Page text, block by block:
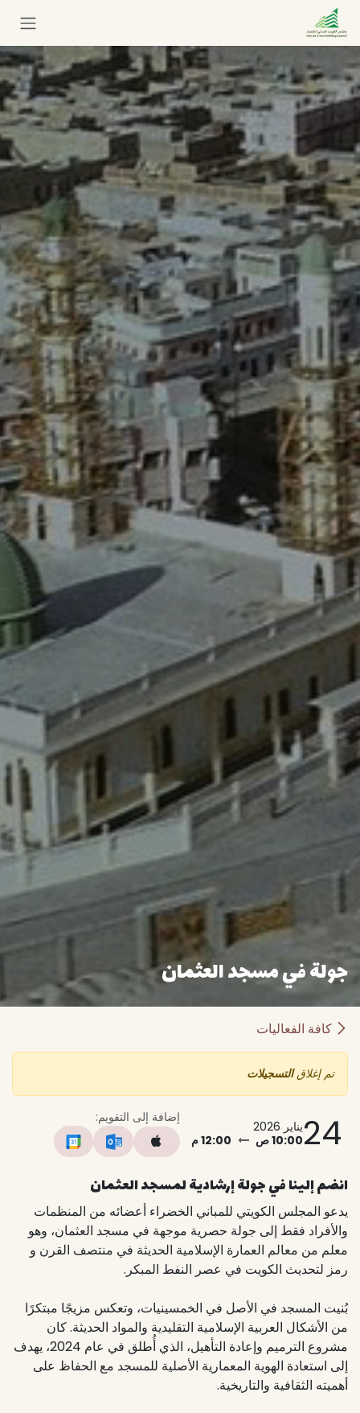
تخطي للذهاب إلى المحتوى
جولة في مسجد العثمان
كافة الفعاليات
تم إغلاقالتسجيلات
24يناير 2026
10:00 ص
12:00 م
إضافة إلى التقويم:
انضم إلينا في جولة إرشادية لمسجد العثمان
يدعو المجلس الكويتي للمباني الخضراء أعضائه من المنظمات
والأفراد فقط إلى جولة حصرية موجهة في مسجد العثمان، وهو
معلم من معالم العمارة الإسلامية الحديثة في منتصف القرن و
رمز لتحديث الكويت في عصر النفط المبكر.
بُنيت المسجد في الأصل في الخمسينيات، وتعكس مزيجًا مبتكرًا
من الأشكال العربية الإسلامية التقليدية والمواد الحديثة. كان
مشروع الترميم وإعادة التأهيل، الذي أُطلق في عام 2024، يهدف
إلى استعادة الهوية المعمارية الأصلية للمسجد مع الحفاظ على
أهميته الثقافية والتاريخية.